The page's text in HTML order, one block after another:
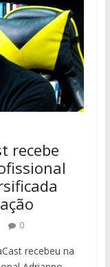
recebe
0
recebeu na